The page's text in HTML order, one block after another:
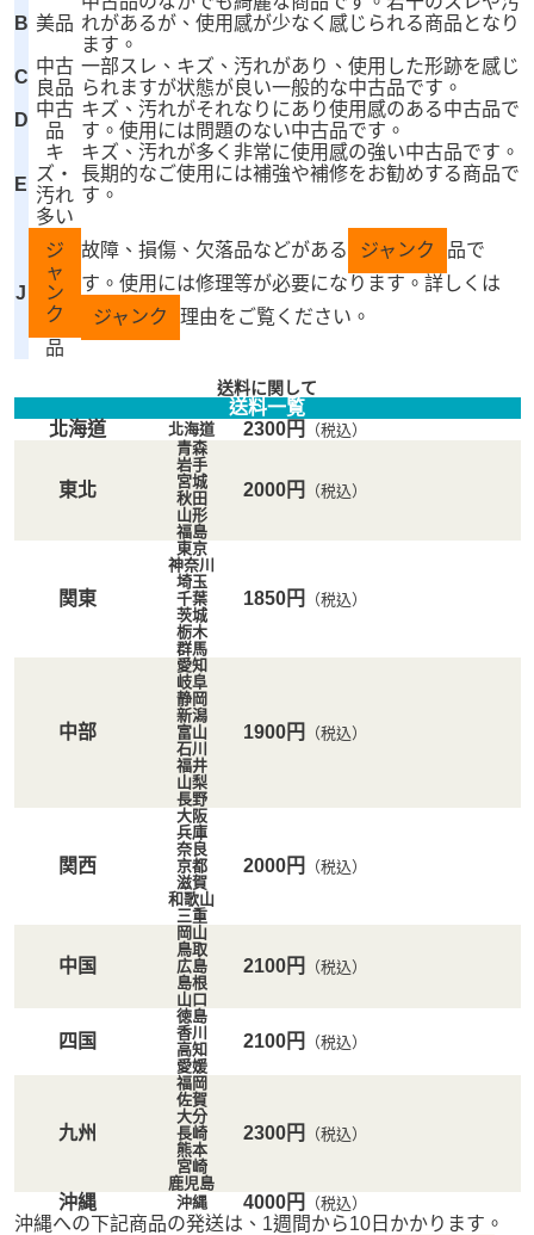
B 美品 れがあるが、使用感が少なく感じられる商品となり
ます。
C
中古
良品
一部スレ、キズ、汚れがあり、使用した形跡を感じ
られますが状態が良い一般的な中古品です。
D
中古
品
キズ、汚れがそれなりにあり使用感のある中古品で
す。使用には問題のない中古品です。
E
キ
ズ・
汚れ
多い
キズ、汚れが多く非常に使用感の強い中古品です。
長期的なご使用には補強や補修をお勧めする商品で
す。
J
ジ
ャ
ン
ク
品
故障、損傷、欠落品などがある ジャンク
品で
す。使用には修理等が必要になります。詳しくは
ジャンク
理由をご覧ください。
送料に関して
送料一覧
北海道
北海道 2300円 （税込）
東北
青森
岩手
宮城
秋田
山形
福島
2000円 （税込）
関東
東京
神奈川
埼玉
千葉
茨城
栃木
群馬
1850円 （税込）
中部
愛知
岐阜
静岡
新潟
富山
石川
福井
山梨
長野
1900円 （税込）
関西
大阪
兵庫
奈良
京都
滋賀
和歌山
三重
2000円 （税込）
中国
岡山
鳥取
広島
島根
山口
2100円 （税込）
四国
徳島
香川
高知
愛媛
2100円 （税込）
九州
福岡
佐賀
大分
長崎
熊本
宮崎
鹿児島
2300円 （税込）
沖縄 沖縄 4000円 （税込）
沖縄への下記商品の発送は、1週間から10日かかります。